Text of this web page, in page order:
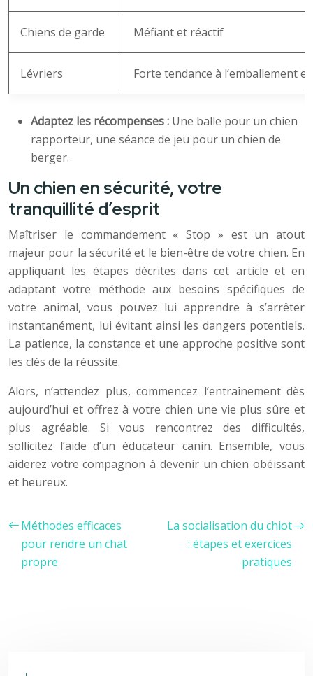
Chiens de garde Méfiant et réactif
Lévriers Forte tendance à l’emballement
Adaptez les récompenses : Une balle pour un chien
rapporteur, une séance de jeu pour un chien de
berger.
Un chien en sécurité, votre
tranquillité d’esprit
Maîtriser le commandement « Stop » est un atout
majeur pour la sécurité et le bien-être de votre chien. En
appliquant les étapes décrites dans cet article et en
adaptant votre méthode aux besoins spécifiques de
votre animal, vous pouvez lui apprendre à s’arrêter
instantanément, lui évitant ainsi les dangers potentiels.
La patience, la constance et une approche positive sont
les clés de la réussite.
Alors, n’attendez plus, commencez l’entraînement dès
aujourd’hui et offrez à votre chien une vie plus sûre et
plus agréable. Si vous rencontrez des difficultés,
sollicitez l’aide d’un éducateur canin. Ensemble, vous
aiderez votre compagnon à devenir un chien obéissant
et heureux.
Méthodes efficaces
pour rendre un chat
propre
La socialisation du chiot
: étapes et exercices
pratiques